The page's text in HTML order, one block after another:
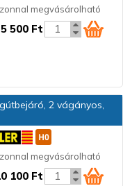
megvásárolható
5 500 Ft
2 vágányos,
megvásárolható
100 Ft